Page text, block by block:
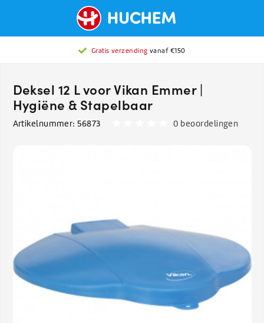
Gratis verzending vanaf €150
Deksel 12 L voor Vikan Emmer |
Hygiëne & Stapelbaar
Artikelnummer: 56873 0 beoordelingen